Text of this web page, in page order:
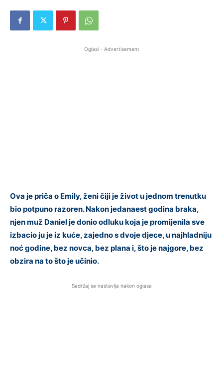
Oglasi - Advertisement
Ova je priča o Emily, ženi čiji je život u jednom trenutku
bio potpuno razoren. Nakon jedanaest godina braka,
njen muž Daniel je donio odluku koja je promijenila sve
izbacio ju je iz kuće, zajedno s dvoje djece, u najhladniju
noć godine, bez novca, bez plana i, što je najgore, bez
obzira na to što je učinio.
Sadržaj se nastavlja nakon oglasa